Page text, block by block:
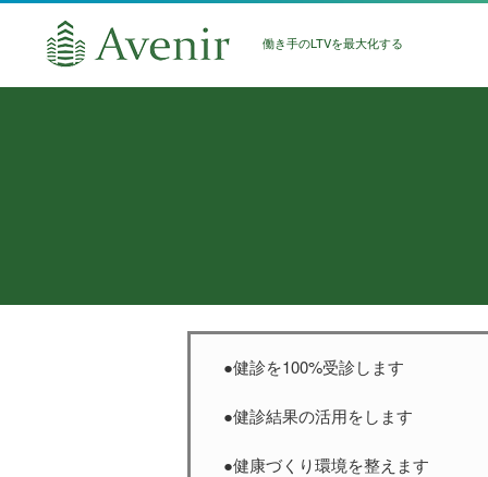
働き手のLTVを最大化する
●健診を100%受診します
●健診結果の活用をします
●健康づくり環境を整えます